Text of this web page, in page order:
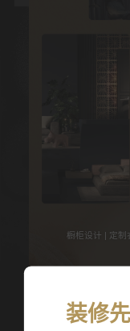
橱柜设计 | 定制
装修